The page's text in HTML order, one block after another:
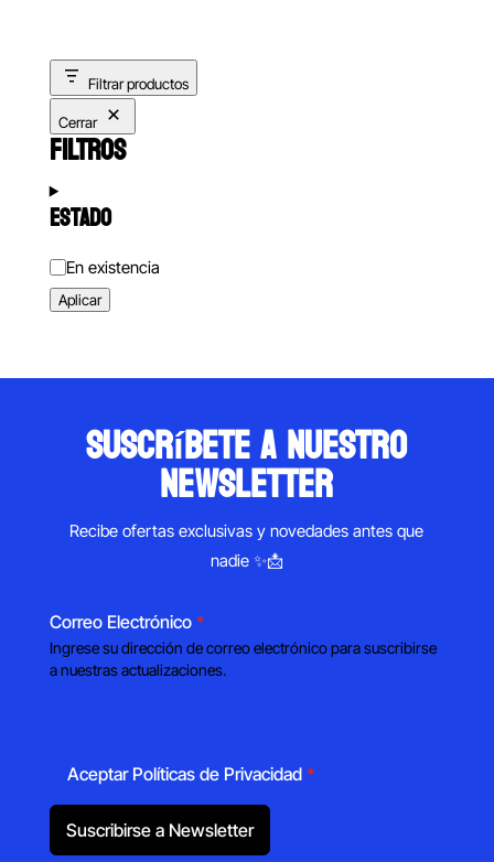
Filtrar productos
Cerrar
FILTROS
ESTADO
Estado
En existencia
Aplicar
suscríbete a nuestro
newsletter
Recibe ofertas exclusivas y novedades antes que
nadie ✨📩
Correo Electrónico *
Ingrese su dirección de correo electrónico para suscribirse
a nuestras actualizaciones.
Aceptar Políticas de Privacidad *
Suscribirse a Newsletter